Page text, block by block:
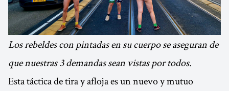
Los rebeldes con pintadas en su cuerpo se aseguran de
que nuestras 3 demandas sean vistas por todos.
Esta táctica de tira y afloja es un nuevo y mutuo